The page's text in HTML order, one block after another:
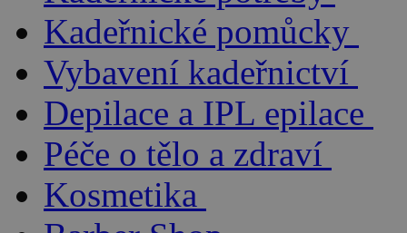
Kadeřnické pomůcky
Vybavení kadeřnictví
Depilace a IPL epilace
Péče o tělo a zdraví
Kosmetika